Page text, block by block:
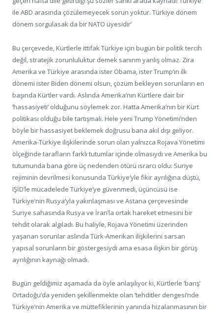
ile ABD arasında çözülemeyecek sorun yoktur. Türkiye dönem
dönem sorgulasak da bir NATO üyesidir’
Bu çerçevede, Kürtlerle ittifak Türkiye için bugün bir politik tercih
değil, stratejik zorunluluktur demek sanırım yanlış olmaz. Zira
Amerika ve Türkiye arasında ister Obama, ister Trump’ın ilk
dönemi ister Biden dönemi olsun, çözüm bekleyen sorunların en
başında Kürtler vardı. Aslında Amerika’nın Kürtlere dair bir
‘hassasiyeti’ olduğunu söylemek zor. Hatta Amerika’nın bir Kürt
politikası olduğu bile tartışmalı. Hele yeni Trump Yönetimi’nden
böyle bir hassasiyet beklemek doğrusu bana akıl dışı geliyor.
Amerika-Türkiye ilişkilerinde sorun olan yalnızca Rojava Yönetimi
ölçeğinde tarafların farklı tutumlar içinde olmasıydı ve Amerika bu
tutumunda bana göre üç nedenden ötürü ısrarcı oldu: Suriye
rejiminin devrilmesi konusunda Türkiye’yle fikir ayrılığına düştü,
IŞİD’le mücadelede Türkiye’ye güvenmedi, üçüncüsü ise
Türkiye’nin Rusya’yla yakınlaşması ve Astana çerçevesinde
Suriye sahasında Rusya ve İran’la ortak hareket etmesini bir
tehdit olarak algıladı. Bu haliyle, Rojava Yönetimi üzerinden
yaşanan sorunlar aslında Türk-Amerikan ilişkilerini sarsan
yapısal sorunların bir göstergesiydi ama esasa ilişkin bir görüş
ayrılığının kaynağı olmadı.
Bugün geldiğimiz aşamada da öyle anlaşılıyor ki, Kürtlerle ‘barış’
Ortadoğu’da yeniden şekillenmekte olan ‘tehditler dengesi’nde
Türkiye’nin Amerika ve müttefiklerinin yanında hizalanmasının bir